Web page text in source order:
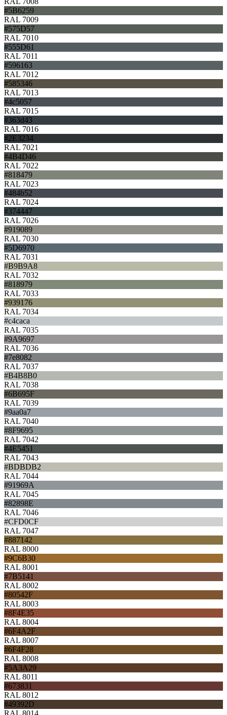
#5B6259
RAL 7009
#575D57
RAL 7010
#555D61
RAL 7011
#596163
RAL 7012
#585346
RAL 7013
#4c5057
RAL 7015
#363d43
RAL 7016
#2E3234
RAL 7021
#4B4D46
RAL 7022
#818479
RAL 7023
#484b52
RAL 7024
#374447
RAL 7026
#919089
RAL 7030
#5D6970
RAL 7031
#B9B9A8
RAL 7032
#818979
RAL 7033
#939176
RAL 7034
#c4caca
RAL 7035
#9A9697
RAL 7036
#7e8082
RAL 7037
#B4B8B0
RAL 7038
#6B695F
RAL 7039
#9aa0a7
RAL 7040
#8F9695
RAL 7042
#4E5451
RAL 7043
#BDBDB2
RAL 7044
#91969A
RAL 7045
#82898E
RAL 7046
#CFD0CF
RAL 7047
#887142
RAL 8000
#9C6B30
RAL 8001
#7B5141
RAL 8002
#80542F
RAL 8003
#8F4E35
RAL 8004
#6F4A2F
RAL 8007
#6F4F28
RAL 8008
#5A3A29
RAL 8011
#673831
RAL 8012
#49392D
RAL 8014